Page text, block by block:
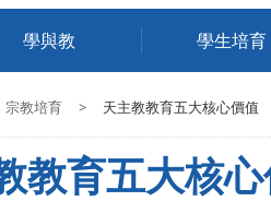
學與教 學生培育
宗教培育 > 天主教教育五大核心價值
教育五大核